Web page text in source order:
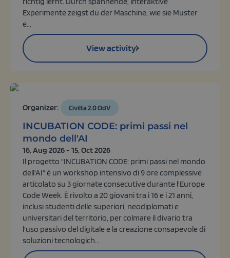
Experimente zeigst du der Maschine, wie sie Muster
e...
View activity
Organizer: Civilta 2.0 OdV
INCUBATION CODE: primi passi nel
mondo dell'AI
16, Aug 2026 - 15, Oct 2026
Il progetto "INCUBATION CODE: primi passi nel mondo
dell'AI" è un workshop intensivo di 9 ore complessive
articolato su 3 giornate consecutive durante l'Europe
Code Week. È rivolto a 20 giovani tra i 16 e i 21 anni,
inclusi studenti delle superiori, neodiplomati e
universitari del territorio, per colmare il divario tra
l'uso passivo del digitale e la creazione consapevole di
soluzioni tecnologich...